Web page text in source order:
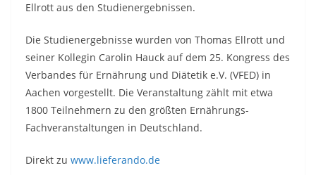
Ellrott aus den Studienergebnissen.
Die Studienergebnisse wurden von Thomas Ellrott und
seiner Kollegin Carolin Hauck auf dem 25. Kongress des
Verbandes für Ernährung und Diätetik e.V. (VFED) in
Aachen vorgestellt. Die Veranstaltung zählt mit etwa
1800 Teilnehmern zu den größten Ernährungs-
Fachveranstaltungen in Deutschland.
Direkt zu www.lieferando.de